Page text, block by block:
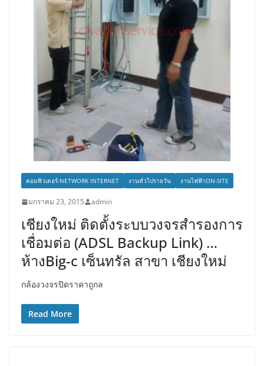
คอมพิวเตอร์-NETWORK INTERNET งานทั่วไปรายวัน งานไฟฟ้าON-SITE
มกราคม 23, 2015 admin
เชียงใหม่ ติดตั้งระบบวงจรสำรองการ
เชื่อมต่อ (ADSL Backup Link) …
ห้างBig-c เซ็นทรัล สาขา เชียงใหม่
กล้องวงจรปิดราคาถูกล
Read More